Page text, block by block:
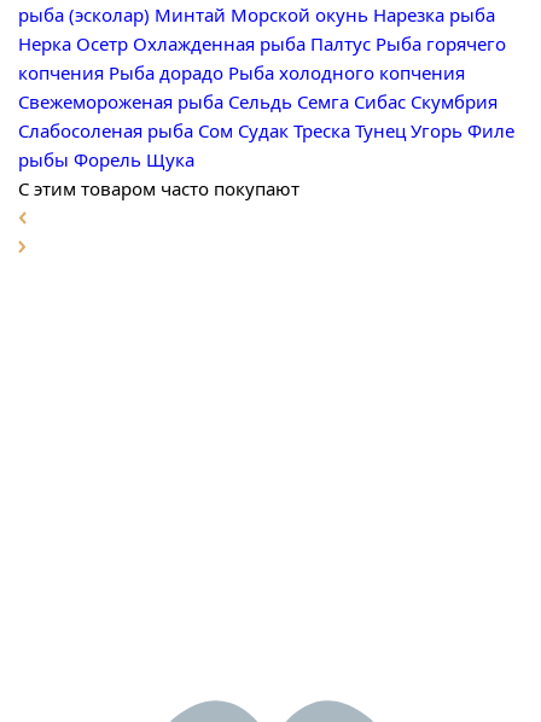
рыба (эсколар) Минтай Морской окунь Нарезка рыба
Нерка Осетр Охлажденная рыба Палтус Рыба горячего
копчения Рыба дорадо Рыба холодного копчения
Свежемороженая рыба Сельдь Семга Сибас Скумбрия
Слабосоленая рыба Сом Судак Треска Тунец Угорь Филе
рыбы Форель Щука
С этим товаром часто покупают